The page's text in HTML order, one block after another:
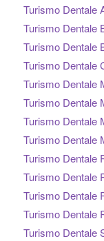
Turismo Dentale
Turismo Dentale
Turismo Dentale
Turismo Dentale
Turismo Dentale
Turismo Dentale
Turismo Dentale
Turismo Dentale
Turismo Dentale
Turismo Dentale
Turismo Dentale
Turismo Dentale
Turismo Dentale